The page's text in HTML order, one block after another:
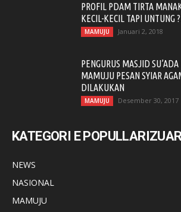
PROFIL PDAM TIRTA
KECIL-KECIL TAPI UNTUNG
MAMUJU Januari 2, 2018
PENGURUS MASJID
MAMUJU PESAN SYIAR
DILAKUKAN
MAMUJU Desember 30, 2017
KATEGORI E POPULLARIZUAR
NEWS
NASIONAL
MAMUJU